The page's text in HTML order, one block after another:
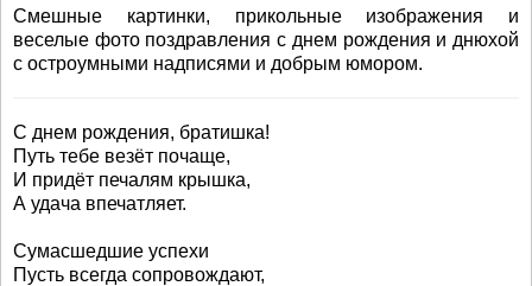
Смешные картинки, прикольные изображения и
веселые фото поздравления с днем рождения и днюхой
с остроумными надписями и добрым юмором.
С днем рождения, братишка!
Путь тебе везёт почаще,
И придёт печалям крышка,
А удача впечатляет.
Сумасшедшие успехи
Пусть всегда сопровождают,